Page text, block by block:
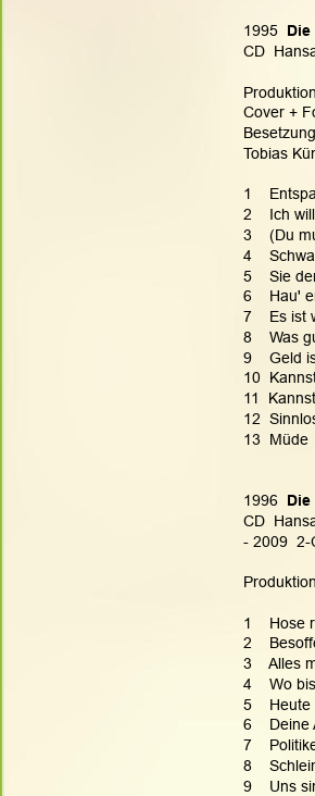
1995
CD
Cover +
Tobias
1
2    Ich
3    (Du
4
5    Sie
6    Hau'
7    Es ist
8    Was
9    Geld
10
11
12
13  Müde
1996
CD
- 2009  2-
1    Hose
2
3    Alles
4    Wo
5
6    Deine
7
8
9    Uns